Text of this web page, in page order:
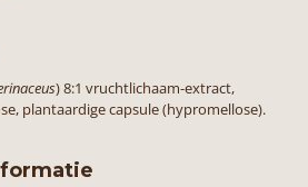
) 8:1 vruchtlichaam-extract,
plantaardige capsule (hypromellose).